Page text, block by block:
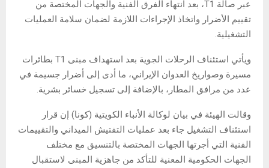
عبر صالة T1، بعد انتهاء الفرق الفنية والجهات المختصة من
تقييم الأضرار واتخاذ الإجراءات اللازمة لضمان سلامة العمليات
التشغيلية.
ويأتي استئناف الرحلات الجوية بعد استهداف مبنى T1 بطائرات
مسيرة وصواريخ العدوان الإيراني، ما أدى إلى أضرار جسيمة في
عدد من مرافق المطار، بالإضافة إلى تسجيل خسائر بشرية.
وقالت الهيئة في بيان لوكالة الأنباء الكويتية (كونا) إن قرار
استئناف التشغيل جاء بعد عمليات التفتيش الميداني والتقييمات
الفنية التي أجرتها الجهات المختصة بالتنسيق مع مختلف
الجهات الحكومية المعنية للتأكد من جاهزية المبنى لاستقبال